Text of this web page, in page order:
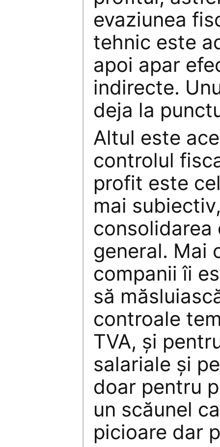
evaziunea
tehnic este
apoi apar
indirecte.
deja la
Altul este
controlul
profit este
mai
general. Mai
companii îi
să
controale
TVA, și
salariale și
doar pentru
un scăunel
picioare dar